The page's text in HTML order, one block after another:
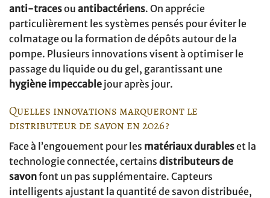
anti-tracesou antibactériens. On apprécie
particulièrement les systèmes pensés pour éviter le
colmatage ou la formation de dépôts autour de la
pompe. Plusieurs innovations visent à optimiser le
passage du liquide ou du gel, garantissant une
hygiène impeccable jour après jour.
Quelles innovations marqueront le
distributeur de savon en 2026 ?
Face à l’engouement pour les matériaux durableset la
technologie connectée, certains distributeurs de
savonfont un pas supplémentaire. Capteurs
intelligents ajustant la quantité de savon distribuée,